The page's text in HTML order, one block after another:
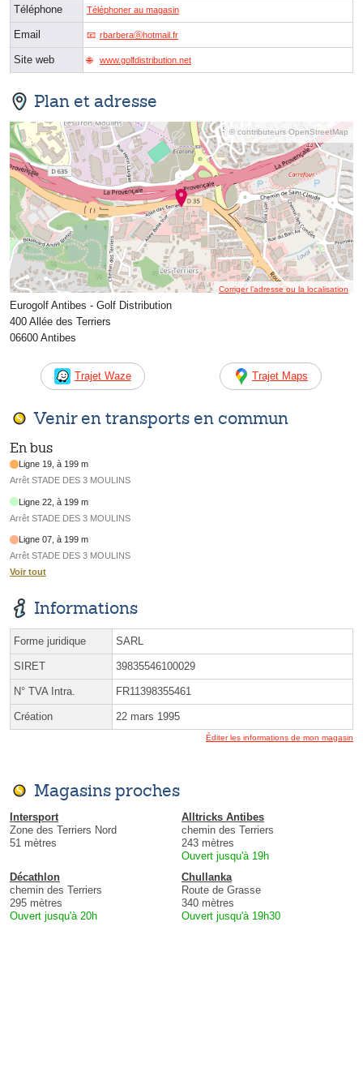
Téléphone Téléphoner au magasin
Email rbarberaⓐhotmail.fr
Site web www.golfdistribution.net
Plan et adresse
© contributeurs OpenStreetMap
Corriger l’adresse ou la localisation
Eurogolf Antibes - Golf Distribution
400 Allée des Terriers
06600 Antibes
Trajet Waze Trajet Maps
Venir en transports en commun
En bus
Ligne 19, à 199 m
Arrêt STADE DES 3 MOULINS
Ligne 22, à 199 m
Arrêt STADE DES 3 MOULINS
Ligne 07, à 199 m
Arrêt STADE DES 3 MOULINS
Voir tout
Informations
Forme juridique SARL
SIRET 39835546100029
N° TVA Intra. FR11398355461
Création 22 mars 1995
Éditer les informations de mon magasin
Magasins proches
Intersport
Zone des Terriers Nord
51 mètres
Alltricks Antibes
chemin des Terriers
243 mètres
Ouvert jusqu'à 19h
Décathlon
chemin des Terriers
295 mètres
Ouvert jusqu'à 20h
Chullanka
Route de Grasse
340 mètres
Ouvert jusqu'à 19h30